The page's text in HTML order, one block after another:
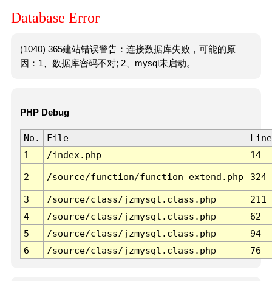
Database Error
(1040) 365建站错误警告：连接数据库失败，可能的原
因：1、数据库密码不对; 2、mysql未启动。
PHP Debug
No. File
Line
1
/index.php 14
2 /source/function/function_extend.php 324
3 /source/class/jzmysql.class.php
211
4
/source/class/jzmysql.class.php
62
5
/source/class/jzmysql.class.php
94
6
/source/class/jzmysql.class.php 76